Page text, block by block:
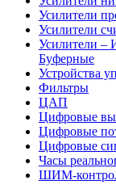
Усилители
Усилители
Усилители –
Буферные
Устройства
Фильтры
ЦАП
Цифровые
Цифровые
Цифровые
Часы
ШИМ-